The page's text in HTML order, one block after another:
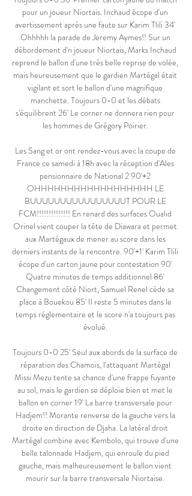
pour un joueur Niortais. Inchaud écope d'un
avertissement après une faute sur Karim Tlili 34'
Ohhhhh la parade de Jeremy Aymes!! Sur un
débordement d'n joueur Niortais, Marks Inchaud
reprend le ballon d'une très belle reprise de volée,
mais heureusement que le gardien Martégal était
vigilant et sort le ballon d'une magnifique
manchette. Toujours 0-0 et les débats
s'équilibrent 26' Le corner ne donnera rien pour
les hommes de Grégory Poirier.
Les Sang et or ont rendez-vous avec la coupe de
France ce samedi à 18h avec la réception d'Ales
pensionnaire de National 2 90'+2
OHHHHHHHHHHHHHHHHHH LE
BUUUUUUUUUUUUUUUUT POUR LE
FCM!!!!!!!!!!!!!! En renard des surfaces Oualid
Orinel vient couper la tête de Diawara et permet
aux Martégaux de mener au score dans les
derniers instants de la rencontre. 90'+1' Karim Tlili
écope d'un carton jaune pour contestation 90'
Quatre minutes de temps additionnel 86'
Changement côté Niort, Samuel Renel cède sa
place à Bouekou 85' Il reste 5 minutes dans le
temps réglementaire et le score n'a toujours pas
évolué.
Toujours 0-0 25' Seul aux abords de la surface de
réparation des Chamois, l'attaquant Martégal
Missi Mezu tente sa chance d'une frappe fuyante
au sol, mais le gardien se déploie bien et met le
ballon en corner 19' La barre transversale pour
Hadjem!! Morante renverse de la gauche vers la
droite en direction de Djaha. La latéral droit
Martégal combine avec Kembolo, qui trouve d'une
belle talonnade Hadjem, qui enroule du pied
gauche, mais malheureusement le ballon vient
mourir sur la barre transversale Niortaise.